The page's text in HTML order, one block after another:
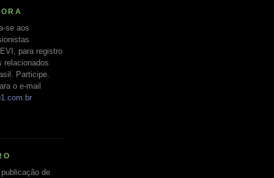
se aos
para registro
relacionados
Participe.
o e-mail
de